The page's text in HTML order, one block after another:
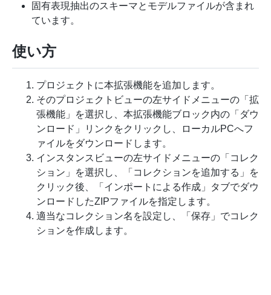
固有表現抽出のスキーマとモデルファイルが含まれ
ています。
使い方
プロジェクトに本拡張機能を追加します。
そのプロジェクトビューの左サイドメニューの「拡
張機能」を選択し、本拡張機能ブロック内の「ダウ
ンロード」リンクをクリックし、ローカルPCへフ
ァイルをダウンロードします。
インスタンスビューの左サイドメニューの「コレク
ション」を選択し、「コレクションを追加する」を
クリック後、「インポートによる作成」タブでダウ
ンロードしたZIPファイルを指定します。
適当なコレクション名を設定し、「保存」でコレク
ションを作成します。